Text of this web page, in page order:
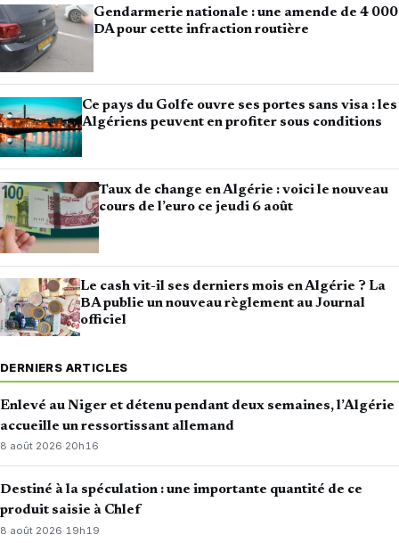
Gendarmerie nationale : une amende de 4 000
DA pour cette infraction routière
Ce pays du Golfe ouvre ses portes sans visa : les
Algériens peuvent en profiter sous conditions
Taux de change en Algérie : voici le nouveau
cours de l’euro ce jeudi 6 août
Le cash vit-il ses derniers mois en Algérie ? La
BA publie un nouveau règlement au Journal
officiel
DERNIERS ARTICLES
Enlevé au Niger et détenu pendant deux semaines, l’Algérie
accueille un ressortissant allemand
8 août 2026·20h16
Destiné à la spéculation : une importante quantité de ce
produit saisie à Chlef
8 août 2026· 19h19